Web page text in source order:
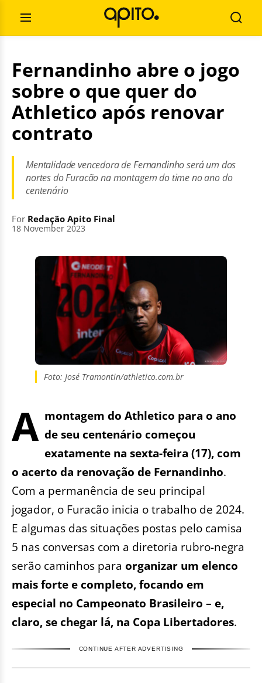
contentOpen
Menu
for:
Fernandinho abre o jogo
sobre o que quer do
Athletico após renovar
contrato
Mentalidade vencedora de Fernandinho será um dos
nortes do Furacão na montagem do time no ano do
centenário
For Redação Apito Final
18 November 2023
Foto: José Tramontin/athletico.com.br
A montagem do Athletico para o ano
de seu centenário começou
exatamente na sexta-feira (17), com
o acerto da renovação de Fernandinho.
Com a permanência de seu principal
jogador, o Furacão inicia o trabalho de 2024.
E algumas das situações postas pelo camisa
5 nas conversas com a diretoria rubro-negra
serão caminhos para organizar um elenco
mais forte e completo, focando em
especial no Campeonato Brasileiro – e,
claro, se chegar lá, na Copa Libertadores.
CONTINUE AFTER ADVERTISING